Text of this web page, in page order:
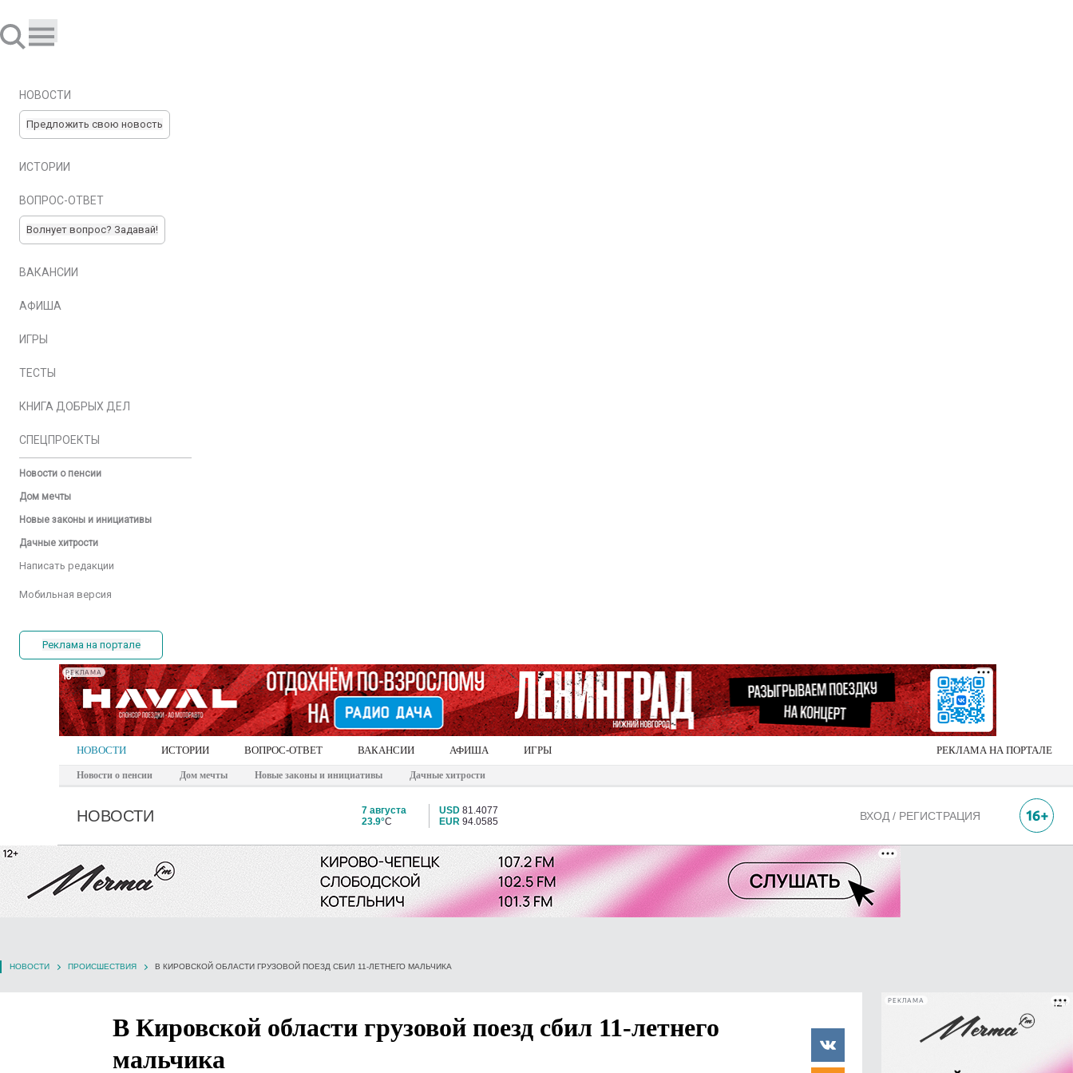
НОВОСТИ
Предложить свою новость
ИСТОРИИ
ВОПРОС-ОТВЕТ
Волнует вопрос? Задавай!
ВАКАНСИИ
АФИША
ИГРЫ
ТЕСТЫ
КНИГА ДОБРЫХ ДЕЛ
СПЕЦПРОЕКТЫ
Новости о пенсии
Дом мечты
Новые законы и инициативы
Дачные хитрости
Написать редакции
Мобильная версия
Реклама на портале
РЕКЛАМА
НОВОСТИ ИСТОРИИ ВОПРОС-ОТВЕТ ВАКАНСИИ АФИША ИГРЫ РЕКЛАМА НА ПОРТАЛЕ
Новости о пенсии Дом мечты Новые законы и инициативы Дачные хитрости
НОВОСТИ
7 августа
23.9°C
USD 81.4077
EUR 94.0585 ВХОД / РЕГИСТРАЦИЯ
НОВОСТИ ПРОИСШЕСТВИЯ В КИРОВСКОЙ ОБЛАСТИ ГРУЗОВОЙ ПОЕЗД СБИЛ 11-ЛЕТНЕГО МАЛЬЧИКА
В Кировской области грузовой поезд сбил 11-летнего
мальчика
РЕКЛАМА